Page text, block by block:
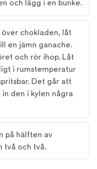
och lägg i en bunke.
över chokladen, låt
en jämn ganache.
och rör ihop. Låt
i rumstemperatur
Det går att
den i kylen några
på hälften av
två och två.